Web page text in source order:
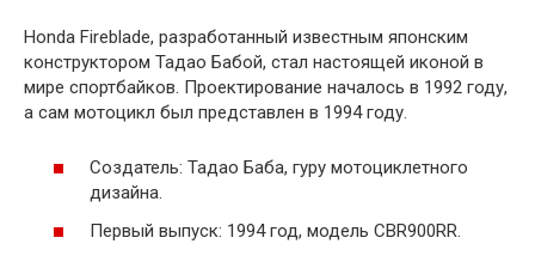
Honda Fireblade, разработанный известным японским
конструктором Тадао Бабой, стал настоящей иконой в
мире спортбайков. Проектирование началось в 1992 году,
а сам мотоцикл был представлен в 1994 году.
Создатель: Тадао Баба, гуру мотоциклетного
дизайна.
Первый выпуск: 1994 год, модель CBR900RR.